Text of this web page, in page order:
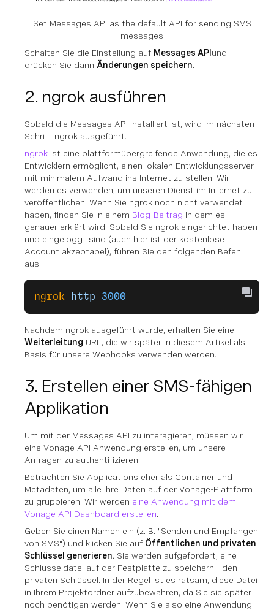
Set Messages API as the default API for sending SMS
messages
Schalten Sie die Einstellung auf Messages API und
drücken Sie dann Änderungen speichern.
2. ngrok ausführen
Sobald die Messages API installiert ist, wird im nächsten
Schritt ngrok ausgeführt.
ngrok ist eine plattformübergreifende Anwendung, die es
Entwicklern ermöglicht, einen lokalen Entwicklungsserver
mit minimalem Aufwand ins Internet zu stellen. Wir
werden es verwenden, um unseren Dienst im Internet zu
veröffentlichen. Wenn Sie ngrok noch nicht verwendet
haben, finden Sie in einem Blog-Beitrag in dem es
genauer erklärt wird. Sobald Sie ngrok eingerichtet haben
und eingeloggt sind (auch hier ist der kostenlose
Account akzeptabel), führen Sie den folgenden Befehl
aus:
ngrok http 3000
Nachdem ngrok ausgeführt wurde, erhalten Sie eine
Weiterleitung URL, die wir später in diesem Artikel als
Basis für unsere Webhooks verwenden werden.
3. Erstellen einer SMS-fähigen
Applikation
Um mit der Messages API zu interagieren, müssen wir
eine Vonage API-Anwendung erstellen, um unsere
Anfragen zu authentifizieren.
Betrachten Sie Applications eher als Container und
Metadaten, um alle Ihre Daten auf der Vonage-Plattform
zu gruppieren. Wir werden eine Anwendung mit dem
Vonage API Dashboard erstellen.
Geben Sie einen Namen ein (z. B. "Senden und Empfangen
von SMS") und klicken Sie auf Öffentlichen und privaten
Schlüssel generieren. Sie werden aufgefordert, eine
Schlüsseldatei auf der Festplatte zu speichern - den
privaten Schlüssel. In der Regel ist es ratsam, diese Datei
in Ihrem Projektordner aufzubewahren, da Sie sie später
noch benötigen werden. Wenn Sie also eine Anwendung